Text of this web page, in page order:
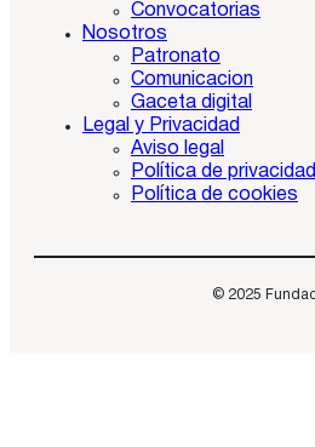
Convocatorias
Nosotros
Patronato
Comunicacion
Gaceta digital
Legal y Privacidad
Aviso legal
Política de privacidad
Política de cookies
© 2025